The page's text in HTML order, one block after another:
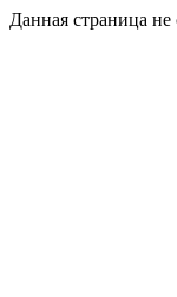
Данная страница